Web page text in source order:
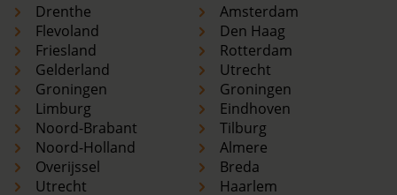
Drenthe
Flevoland
Friesland
Gelderland
Groningen
Limburg
Noord-Brabant
Noord-Holland
Overijssel
Utrecht
Amsterdam
Den Haag
Rotterdam
Utrecht
Groningen
Eindhoven
Tilburg
Almere
Breda
Haarlem